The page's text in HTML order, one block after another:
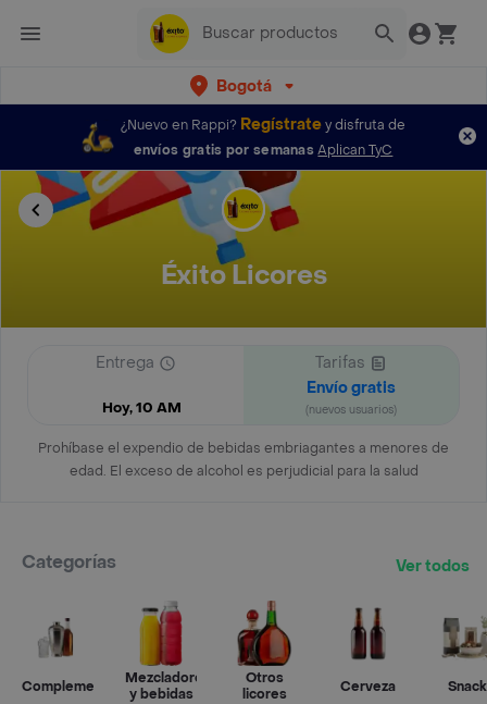
Bogotá
¿Nuevo en Rappi? Regístratey disfruta de
envíos gratis por semanas Aplican TyC
Éxito Licores
Entrega
Hoy, 10 AM
Tarifas
Envío gratis
(nuevos usuarios)
Prohíbase el expendio de bebidas embriagantes a menores de
edad. El exceso de alcohol es perjudicial para la salud
Categorías Ver todos
Complementos
Mezcladores
y bebidas
Otros
licores
Cerveza